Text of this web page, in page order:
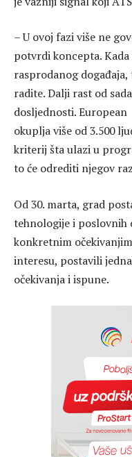
– U ovoj fazi više ne
potvrdi koncepta.
rasprodanog
radite. Dalji rast od
dosljednosti.
okuplja više od 3.500
kriterij šta ulazi u
to će odrediti njegov
Od 30. marta, grad
tehnologije i poslovnih
konkretnim
interesu, postavili
očekivanja i ispune.